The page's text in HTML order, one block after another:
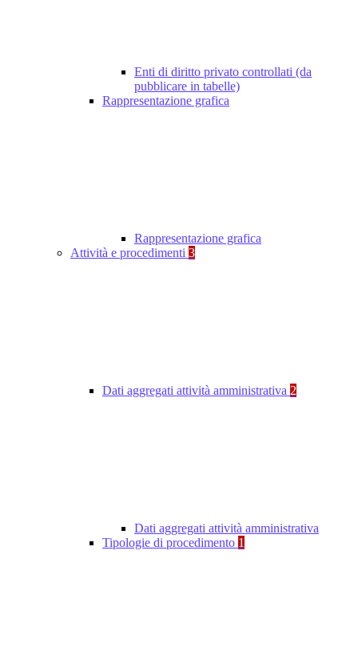
Enti di diritto privato controllati (da
pubblicare in tabelle)
Rappresentazione grafica
Rappresentazione grafica
Attività e procedimenti 3
Dati aggregati attività amministrativa 2
Dati aggregati attività amministrativa
Tipologie di procedimento 1